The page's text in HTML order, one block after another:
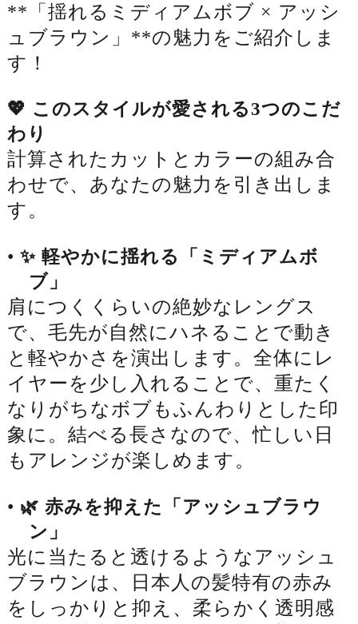
**「揺れるミディアムボブ × アッシ
ュブラウン」**の魅力をご紹介しま
す！
💖 このスタイルが愛される3つのこだ
わり
計算されたカットとカラーの組み合
わせで、あなたの魅力を引き出しま
す。
• ✨ 軽やかに揺れる「ミディアムボ
ブ」
肩につくくらいの絶妙なレングス
で、毛先が自然にハネることで動き
と軽やかさを演出します。全体にレ
イヤーを少し入れることで、重たく
なりがちなボブもふんわりとした印
象に。結べる長さなので、忙しい日
もアレンジが楽しめます。
• 🌿 赤みを抑えた「アッシュブラウ
ン」
光に当たると透けるようなアッシュ
ブラウンは、日本人の髪特有の赤み
をしっかりと抑え、柔らかく透明感